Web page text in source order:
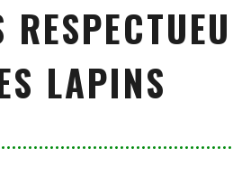
LAPINS